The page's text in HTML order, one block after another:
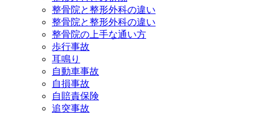
整骨院と整形外科の違い
整骨院と整形外科の違い
整骨院の上手な通い方
歩行事故
耳鳴り
自動車事故
自損事故
自賠責保険
追突事故